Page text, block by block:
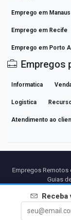
Emprego em Manaus
Emprego em Recife
Emprego em Porto
Empregos
Informatica
Logistica
Atendimento ao
Receba
Empregos Remotos
Guias
Parceiros